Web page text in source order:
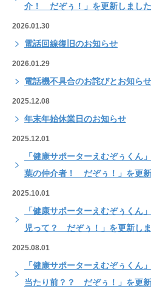
介！ だぞぅ！」を更新しました
2026.01.30
電話回線復旧のお知らせ
2026.01.29
電話機不具合のお詫びとお知らせ
2025.12.08
年末年始休業日のお知らせ
2025.12.01
「健康サポーターえむぞぅくん
葉の仲介者！ だぞぅ！」を更新
2025.10.01
「健康サポーターえむぞぅくん
児って？ だぞぅ！」を更新しま
2025.08.01
「健康サポーターえむぞぅくん
当たり前？？ だぞぅ！」を更新